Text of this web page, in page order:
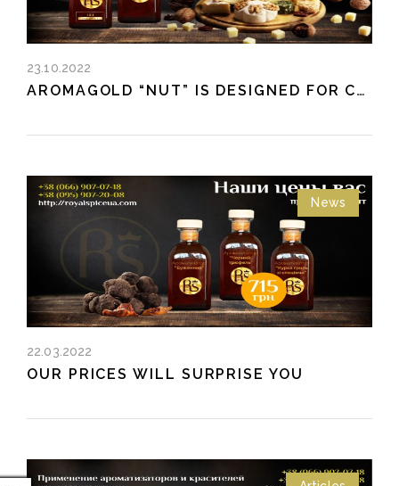
23.10.2022
AROMAGOLD “NUT” IS DESIGNED FOR CHEESE AND CHEESE PRODUCTS
News
22.03.2022
OUR PRICES WILL SURPRISE YOU